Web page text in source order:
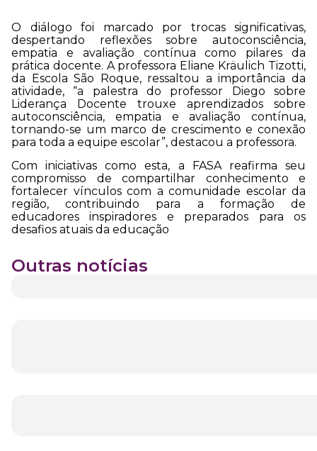
O diálogo foi marcado por trocas significativas,
despertando reflexões sobre autoconsciência,
empatia e avaliação contínua como pilares da
prática docente. A professora Eliane Kräulich Tizotti,
da Escola São Roque, ressaltou a importância da
atividade, “a palestra do professor Diego sobre
Liderança Docente trouxe aprendizados sobre
autoconsciência, empatia e avaliação contínua,
tornando-se um marco de crescimento e conexão
para toda a equipe escolar”, destacou a professora.
Com iniciativas como esta, a FASA reafirma seu
compromisso de compartilhar conhecimento e
fortalecer vínculos com a comunidade escolar da
região, contribuindo para a formação de
educadores inspiradores e preparados para os
desafios atuais da educação
Outras notícias